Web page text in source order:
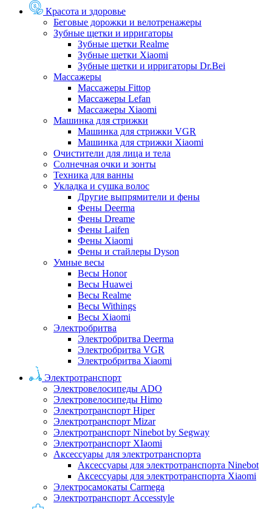
Красота и здоровье
Беговые дорожки и велотренажеры
Зубные щетки и ирригаторы
Зубные щетки Realme
Зубные щетки Xiaomi
Зубные щетки и ирригаторы Dr.Bei
Массажеры
Массажеры Fittop
Массажеры Lefan
Массажеры Xiaomi
Машинка для стрижки
Машинка для стрижки VGR
Машинка для стрижки Xiaomi
Очистители для лица и тела
Солнечная очки и зонты
Техника для ванны
Укладка и сушка волос
Другие выпрямители и фены
Фены Deerma
Фены Dreame
Фены Laifen
Фены Xiaomi
Фены и стайлеры Dyson
Умные весы
Весы Honor
Весы Huawei
Весы Realme
Весы Withings
Весы Xiaomi
Электробритва
Электробритва Deerma
Электробритва VGR
Электробритва Xiaomi
Электротранспорт
Электровелосипеды ADO
Электровелосипеды Himo
Электротранспорт Hiper
Электротранспорт Mizar
Электротранспорт Ninebot by Segway
Электротранспорт XIaomi
Аксессуары для электротранспорта
Аксессуары для электротранспорта Ninebot
Аксессуары для электротранспорта Xiaomi
Электросамокаты Carmega
Электротранспорт Accesstyle